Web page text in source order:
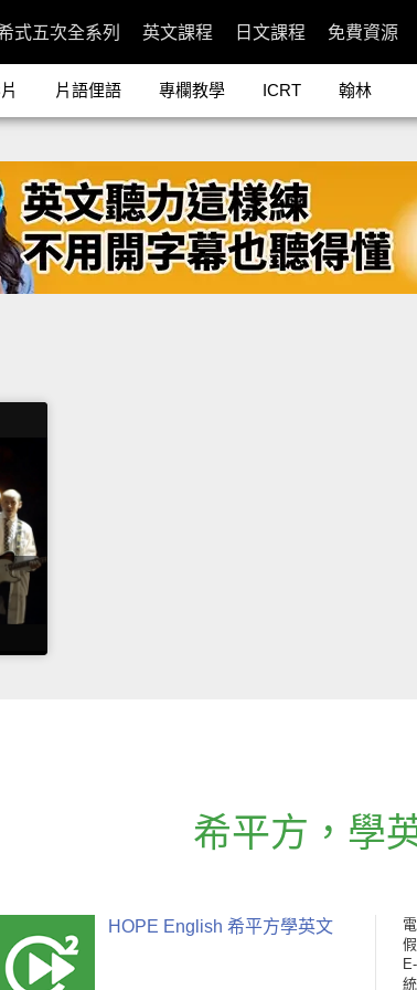
式五次全系列 英文課程 日文課程 免費資源
片語俚語 專欄教學 ICRT 翰林
希平方 ， 學
HOPE English 希平方學英文